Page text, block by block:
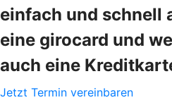
einfach und schnell
eine girocard und
auch eine
Jetzt Termin vereinbaren